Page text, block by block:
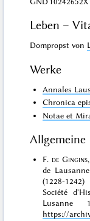
Leben –
Dompropst von
Werke
Annales
Chronica
Notae et
Allgemeine
F. de Gingins
de
(1228-
Société
https://